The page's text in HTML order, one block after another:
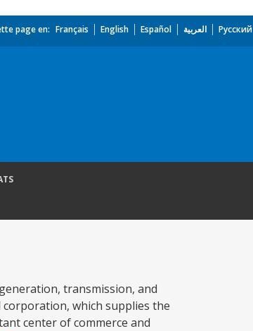
page en: Français English Español العربية Русский
transmission, and
which supplies the
center of commerce and